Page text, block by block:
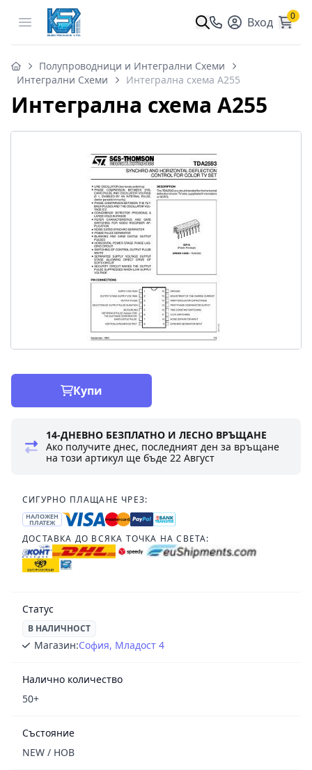
Open menu Вход 0
Полупроводници и Интегрални Схеми
Интегрални Схеми
Интегрална схема A255
Интегрална схема A255
Купи
14-ДНЕВНО БЕЗПЛАТНО И ЛЕСНО ВРЪЩАНЕ
Ако получите днес, последният ден за връщане
на този артикул ще бъде22 Август
СИГУРНО ПЛАЩАНЕ ЧРЕЗ:
НАЛОЖЕН
ПЛАТЕЖ
ДОСТАВКА ДО ВСЯКА ТОЧКА НА СВЕТА:
Статус
В НАЛИЧНОСТ
Магазин:София, Младост 4
Налично количество
50+
Състояние
NEW / НОВ